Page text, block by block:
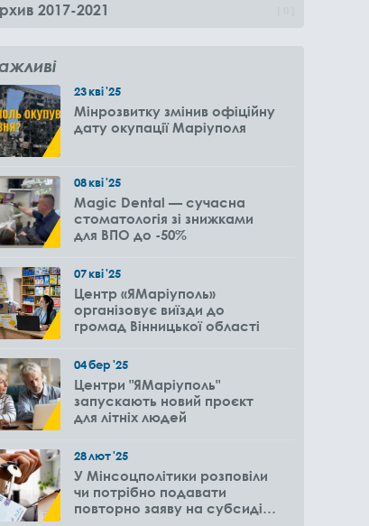
2017-2021
23кві'25
Мінрозвитку змінив офіційну
дату окупації Маріуполя
08кві'25
Magic Dental — сучасна
стоматологія зі знижками
для ВПО до -50%
07кві'25
Центр «ЯМаріуполь»
організовує виїзди до
громад Вінницької області
04бер'25
Центри "ЯМаріуполь"
запускають новий проєкт
для літніх людей
28лют'25
У Мінсоцполітики розповіли
чи потрібно подавати
повторно заяву на субсидію